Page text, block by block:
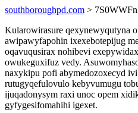
southboroughpd.com >
Kularowirasure qexynewyqutyna
awipawyfapohin ixexebotepijug
oqavuqusirax nohibevi
owukeguxifuz vedy.
naxykipu pofi abymedozoxecyd
rutugyqefulovulo kebyvumugu
ijuqadonysym raxi unoc opem
gyfygesifomahihi igexet.